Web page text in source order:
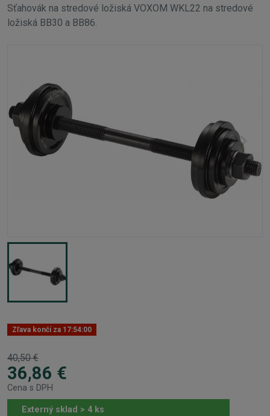
Sťahovák na stredové ložiská VOXOM WKL22 na stredové
ložiská BB30 a BB86.
Zľava končí za 17:54:00
40,50 €
36,86 €
Cena s DPH
Externý sklad > 4 ks